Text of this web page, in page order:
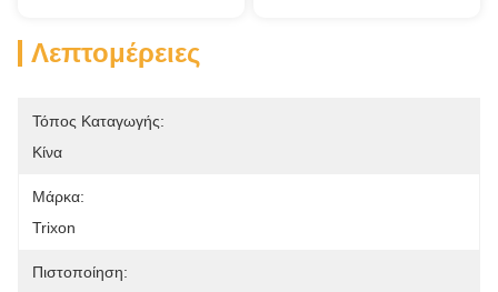
Λεπτομέρειες
Τόπος Καταγωγής:
Κίνα
Μάρκα:
Trixon
Πιστοποίηση: